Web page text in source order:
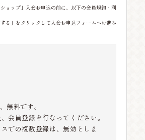
ョップ」入会お申込の前に、以下の会員規約・利
る」をクリックして入会お申込フォームへお進み
無料です。
会員登録を行なってください。
での複数登録は、無効としま